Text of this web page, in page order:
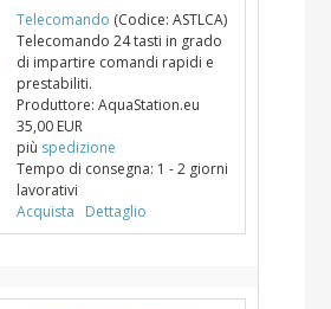
Telecomando (Codice: ASTLCA)
Telecomando 24 tasti in grado
di impartire comandi rapidi e
prestabiliti.
Produttore: AquaStation.eu
35,00 EUR
più spedizione
Tempo di consegna: 1 - 2 giorni
lavorativi
Acquista
Dettaglio